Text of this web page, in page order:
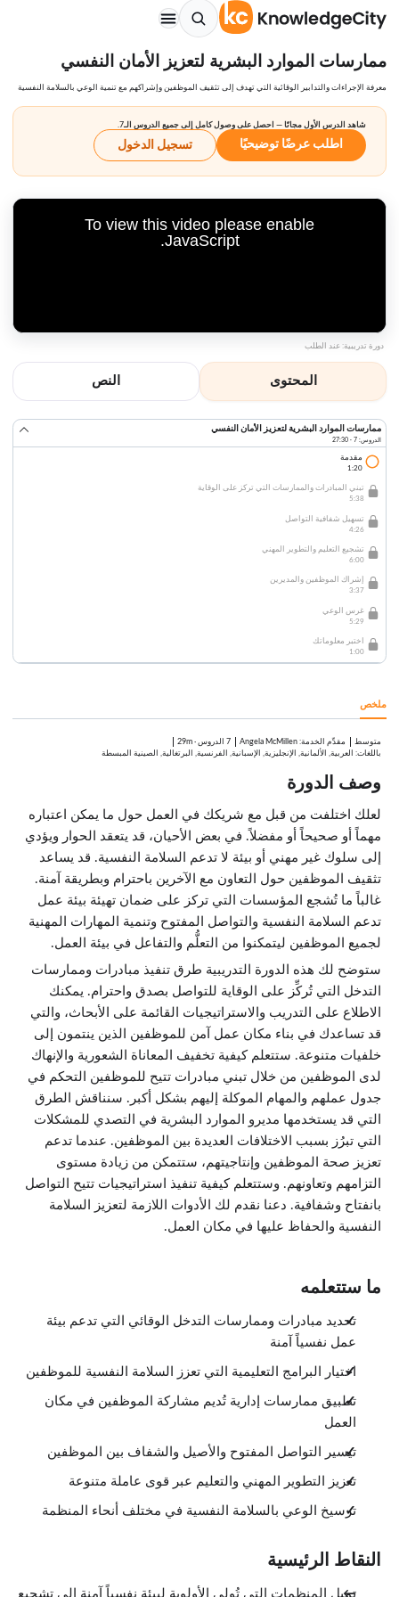
ممارسات الموارد البشرية لتعزيز الأمان النفسي
معرفة الإجراءات والتدابير الوقائية التي تهدف إلى تثقيف الموظفين وإشراكهم مع تنمية الوعي بالسلامة النفسية
شاهد الدرس الأول مجانًا — احصل على وصول كامل إلى جميع الدروس الـ7.
اطلب عرضًا توضيحيًا تسجيل الدخول
To view this video please enable
JavaScript.
دورة تدريبية: عند الطلب
المحتوى النص
ممارسات الموارد البشرية لتعزيز الأمان النفسي
الدروس: 7 · 27:30
مقدمة
1:20
تبني المبادرات والممارسات التي تركز على الوقاية
5:38
تسهيل شفافية التواصل
4:26
تشجيع التعليم والتطوير المهني
6:00
إشراك الموظفين والمديرين
3:37
غرس الوعي
5:29
اختبر معلوماتك
1:00
ملخص
متوسط مقدِّم الخدمة:
Angela McMillen 7 الدروس ·
29m
باللغات: العربية, الألمانية, الإنجليزية, الإسبانية, الفرنسية, البرتغالية, الصينية المبسطة
وصف الدورة
لعلك اختلفت من قبل مع شريكك في العمل حول ما يمكن اعتباره
مهماً أو صحيحاً أو مفضلاً. في بعض الأحيان، قد يتعقد الحوار ويؤدي
إلى سلوك غير مهني أو بيئة لا تدعم السلامة النفسية. قد يساعد
تثقيف الموظفين حول التعاون مع الآخرين باحترام وبطريقة آمنة.
غالباً ما تُشجع المؤسسات التي تركز على ضمان تهيئة بيئة عمل
تدعم السلامة النفسية والتواصل المفتوح وتنمية المهارات المهنية
لجميع الموظفين ليتمكنوا من التعلُّم والتفاعل في بيئة العمل.
ستوضح لك هذه الدورة التدريبية طرق تنفيذ مبادرات وممارسات
التدخل التي تُركِّز على الوقاية للتواصل بصدق واحترام. يمكنك
الاطلاع على التدريب والاستراتيجيات القائمة على الأبحاث، والتي
قد تساعدك في بناء مكان عمل آمن للموظفين الذين ينتمون إلى
خلفيات متنوعة. ستتعلم كيفية تخفيف المعاناة الشعورية والإنهاك
لدى الموظفين من خلال تبني مبادرات تتيح للموظفين التحكم في
جدول عملهم والمهام الموكلة إليهم بشكل أكبر. سنناقش الطرق
التي قد يستخدمها مديرو الموارد البشرية في التصدي للمشكلات
التي تبرُز بسبب الاختلافات العديدة بين الموظفين. عندما تدعم
تعزيز صحة الموظفين وإنتاجيتهم، ستتمكن من زيادة مستوى
التزامهم وتعاونهم. وستتعلم كيفية تنفيذ استراتيجيات تتيح التواصل
بانفتاح وشفافية. دعنا نقدم لك الأدوات اللازمة لتعزيز السلامة
النفسية والحفاظ عليها في مكان العمل.
ما ستتعلمه
تحديد مبادرات وممارسات التدخل الوقائي التي تدعم بيئة
عمل نفسياً آمنة
اختيار البرامج التعليمية التي تعزز السلامة النفسية للموظفين
تطبيق ممارسات إدارية تُديم مشاركة الموظفين في مكان
العمل
تيسير التواصل المفتوح والأصيل والشفاف بين الموظفين
تعزيز التطوير المهني والتعليم عبر قوى عاملة متنوعة
ترسيخ الوعي بالسلامة النفسية في مختلف أنحاء المنظمة
النقاط الرئيسية
تميل المنظمات التي تُولي الأولوية لبيئة نفسياً آمنة إلى تشجيع